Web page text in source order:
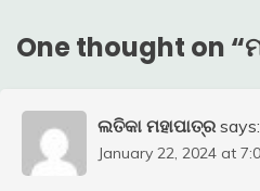
One thought on “
ଲତିକା ମହାପାତ୍ର says:
January 22, 2024 at